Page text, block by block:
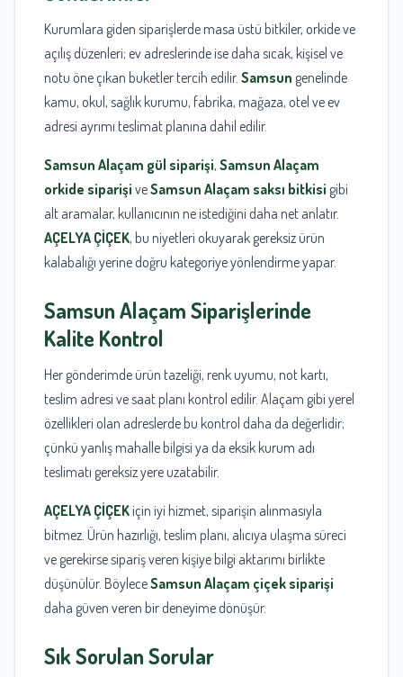
Kurumlara giden siparişlerde masa üstü bitkiler, orkide ve
açılış düzenleri; ev adreslerinde ise daha sıcak, kişisel ve
notu öne çıkan buketler tercih edilir. Samsun genelinde
kamu, okul, sağlık kurumu, fabrika, mağaza, otel ve ev
adresi ayrımı teslimat planına dahil edilir.
Samsun Alaçam gül siparişi, Samsun Alaçam
orkide siparişi veSamsun Alaçam saksı bitkisi gibi
alt aramalar, kullanıcının ne istediğini daha net anlatır.
AÇELYA ÇİÇEK, bu niyetleri okuyarak gereksiz ürün
kalabalığı yerine doğru kategoriye yönlendirme yapar.
SamsunAlaçam Siparişlerinde
Kalite Kontrol
Her gönderimde ürün tazeliği, renk uyumu, not kartı,
teslim adresi ve saat planı kontrol edilir. Alaçam gibi yerel
özellikleri olan adreslerde bu kontrol daha da değerlidir;
çünkü yanlış mahalle bilgisi ya da eksik kurum adı
teslimatı gereksiz yere uzatabilir.
AÇELYA ÇİÇEK için iyi hizmet, siparişin alınmasıyla
bitmez. Ürün hazırlığı, teslim planı, alıcıya ulaşma süreci
ve gerekirse sipariş veren kişiye bilgi aktarımı birlikte
düşünülür. BöyleceSamsun Alaçam çiçek siparişi
daha güven veren bir deneyime dönüşür.
Sık Sorulan Sorular